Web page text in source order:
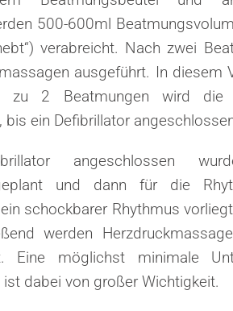
500-600ml
verabreicht. Nach zwei
ausgeführt. In diesem
zu 2 Beatmungen wird die
ein Defibrillator
angeschlossen
und dann für die
schockbarer Rhythmus
werden
Eine möglichst minimale
dabei von großer Wichtigkeit.